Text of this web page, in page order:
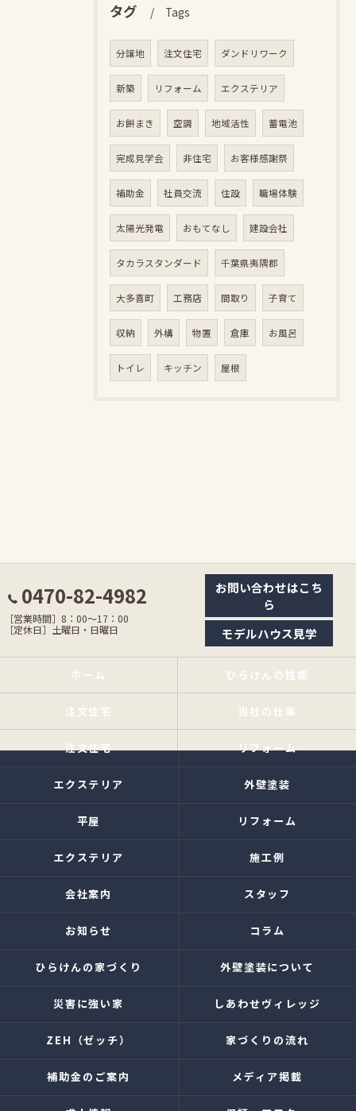
タグ Tags
分譲地 注文住宅 ダンドリワーク
新築 リフォーム エクステリア
お餅まき 空調 地域活性 蓄電池
完成見学会 非住宅 お客様感謝祭
補助金 社員交流 住設 職場体験
太陽光発電 おもてなし 建設会社
タカラスタンダード 千葉県夷隅郡
大多喜町 工務店 間取り 子育て
収納 外構 物置 倉庫 お風呂
トイレ キッチン 屋根
0470-82-4982
［営業時間］8：00〜17：00
［定休日］土曜日・日曜日
お問い合わせはこち
ら
モデルハウス見学
ホーム ひらけんの性能
注文住宅 当社の仕事
注文住宅 リフォーム
エクステリア 外壁塗装
平屋 リフォーム
エクステリア 施工例
会社案内 スタッフ
お知らせ コラム
ひらけんの家づくり 外壁塗装について
災害に強い家 しあわせヴィレッジ
ZEH（ゼッチ） 家づくりの流れ
補助金のご案内 メディア掲載